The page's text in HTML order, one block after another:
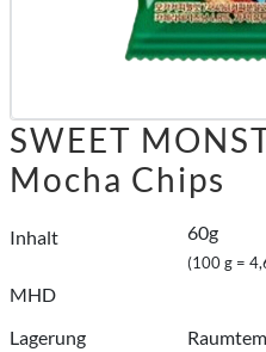
SWEET
Mocha Chips
Inhalt 60g
(100 g =
MHD
Lagerung